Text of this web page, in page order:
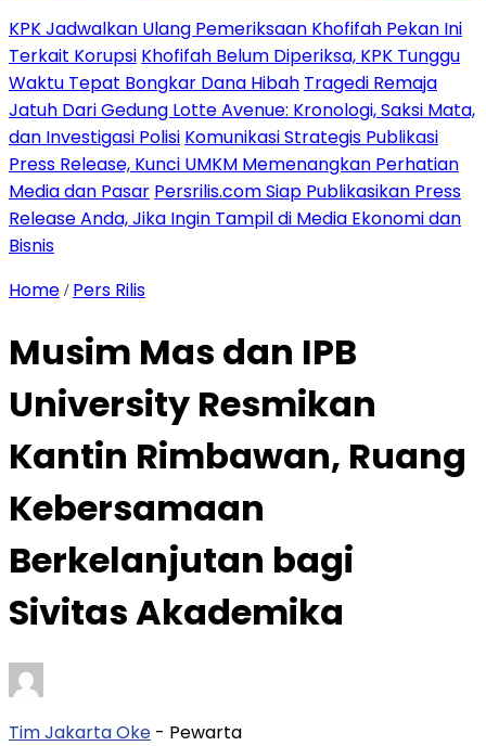
KPK Jadwalkan Ulang Pemeriksaan Khofifah Pekan Ini
Terkait Korupsi Khofifah Belum Diperiksa, KPK Tunggu
Waktu Tepat Bongkar Dana Hibah Tragedi Remaja
Jatuh Dari Gedung Lotte Avenue: Kronologi, Saksi Mata,
dan Investigasi Polisi Komunikasi Strategis Publikasi
Press Release, Kunci UMKM Memenangkan Perhatian
Media dan Pasar Persrilis.com Siap Publikasikan Press
Release Anda, Jika Ingin Tampil di Media Ekonomi dan
Bisnis
Home / Pers Rilis
Musim Mas dan IPB
University Resmikan
Kantin Rimbawan, Ruang
Kebersamaan
Berkelanjutan bagi
Sivitas Akademika
Tim Jakarta Oke - Pewarta